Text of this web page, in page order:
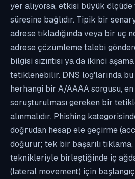
yer alıyorsa, etkisi büyük ölçüde
süresine bağlıdır. Tipik bir
adrese tıkladığında veya bir uç
adrese çözümleme talebi
bilgisi sızıntısı ya da ikinci
tetiklenebilir. DNS log'larında bu
herhangi bir A/AAAA sorgusu, en
soruşturulması gereken bir
alınmalıdır. Phishing
doğrudan hesap ele geçirme
doğurur; tek bir başarılı
teknikleriyle birleştiğinde iç
(lateral movement) için